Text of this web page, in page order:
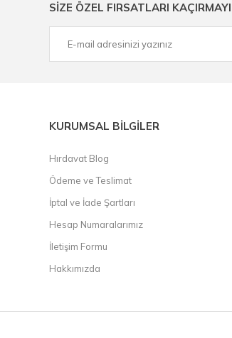
çelik cetvel, tel fırça, kalem havya,
SİZE ÖZEL FIRSATLARI
KURUMSAL BİLGİLER
Hırdavat Blog
Ödeme ve Teslimat
İptal ve İade Şartları
Hesap Numaralarımız
İletişim Formu
Hakkımızda